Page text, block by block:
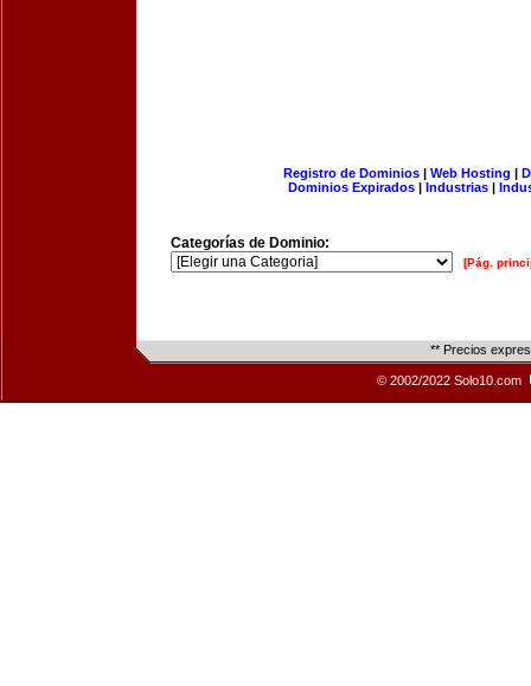
Registro de Dominios| Web Hosting |
Dominios Expirados | Industrias |
Categorías de Dominio:
[Pág.
** Precios
© 2002/2022 Solo10.com